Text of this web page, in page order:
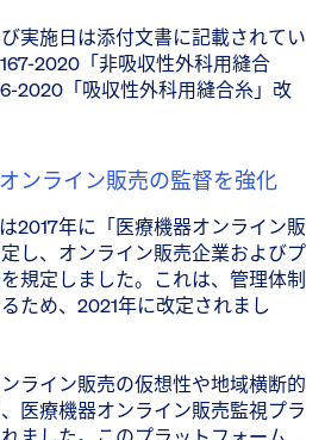
実施日は添付文書に記載されてい
2020「非吸収性外科用縫合
2020「吸収性外科用縫合糸」改
ンライン販売の監督を強化
は2017年に「医療機器オンライン販
し、オンライン販売企業およびプ
規定しました。これは、管理体制
ため、2021年に改定されまし
ライン販売の仮想性や地域横断的
医療機器オンライン販売監視プラ